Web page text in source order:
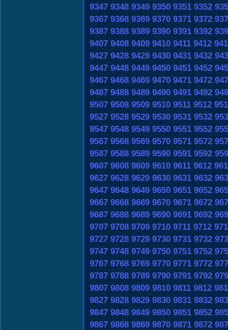
9347 9348 9349 9350 9351 9352
9367 9368 9369 9370 9371 9372
9387 9388 9389 9390 9391 9392
9407 9408 9409 9410 9411 9412
9427 9428 9429 9430 9431 9432
9447 9448 9449 9450 9451 9452
9467 9468 9469 9470 9471 9472
9487 9488 9489 9490 9491 9492
9507 9508 9509 9510 9511 9512
9527 9528 9529 9530 9531 9532
9547 9548 9549 9550 9551 9552
9567 9568 9569 9570 9571 9572
9587 9588 9589 9590 9591 9592
9607 9608 9609 9610 9611 9612
9627 9628 9629 9630 9631 9632
9647 9648 9649 9650 9651 9652
9667 9668 9669 9670 9671 9672
9687 9688 9689 9690 9691 9692
9707 9708 9709 9710 9711 9712
9727 9728 9729 9730 9731 9732
9747 9748 9749 9750 9751 9752
9767 9768 9769 9770 9771 9772
9787 9788 9789 9790 9791 9792
9807 9808 9809 9810 9811 9812
9827 9828 9829 9830 9831 9832
9847 9848 9849 9850 9851 9852
9867 9868 9869 9870 9871 9872